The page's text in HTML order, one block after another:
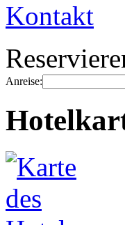
Kontakt
Anreise: